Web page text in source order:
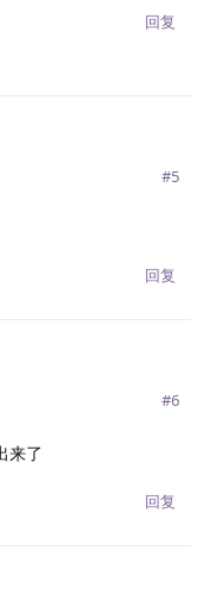
回复
#5
回复
#6
来了
回复